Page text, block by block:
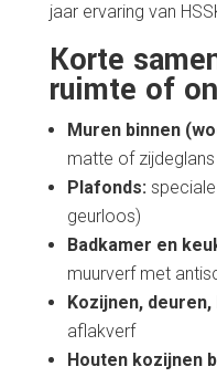
jaar ervaring van
Korte
ruimte of
Muren binnen
matte of
Plafonds:
geurloos)
Badkamer en
muurverf met
Kozijnen,
aflakverf
Houten kozijnen